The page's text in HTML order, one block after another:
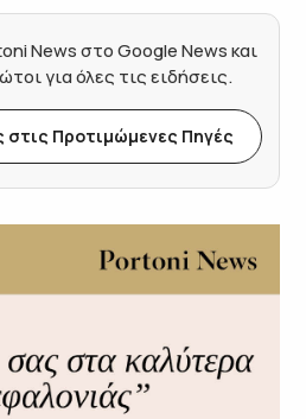
News στο Google News και
για όλες τις ειδήσεις.
Προτιμώμενες Πηγές